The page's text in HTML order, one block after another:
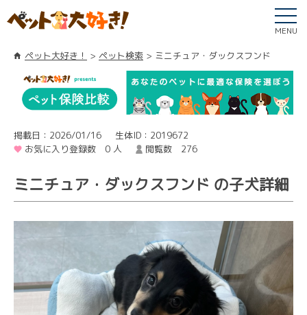
MENU
ペット大好き！ ペット検索 ミニチュア・ダックスフンド
掲載日：2026/01/16
生体ID：2019672
お気に入り登録数 0 人
閲覧数 276
ミニチュア・ダックスフンド の子犬詳細